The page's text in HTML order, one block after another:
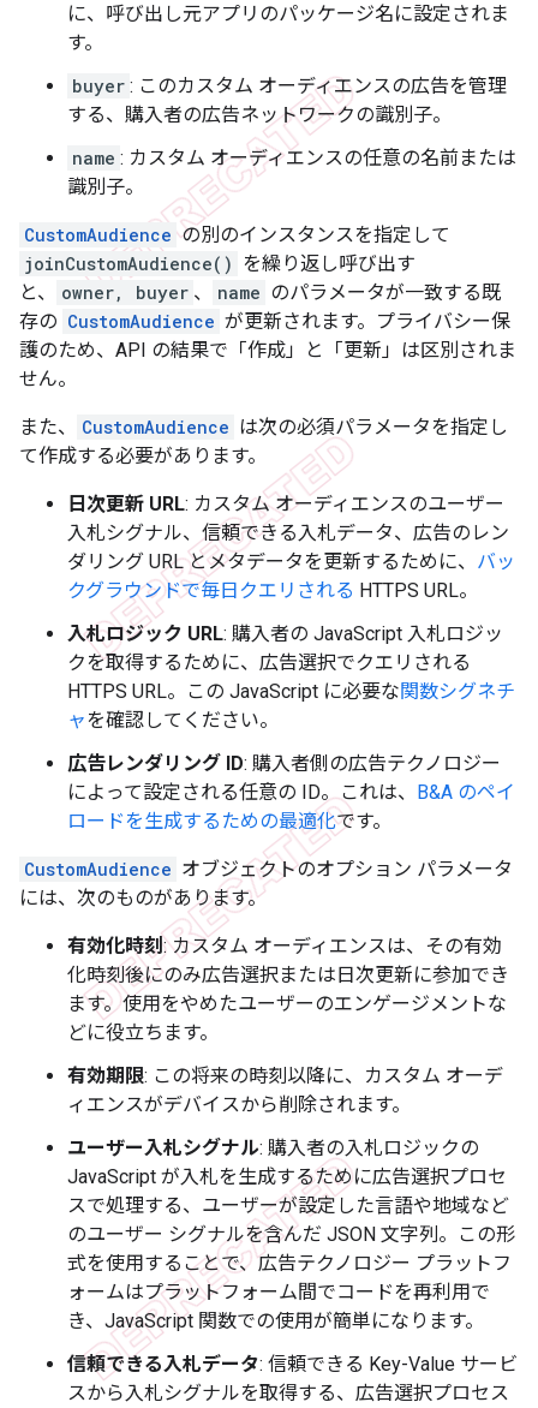
に、呼び出し元アプリのパッケージ名に設定されま
す。
buyer : このカスタム オーディエンスの広告を管理
する、購入者の広告ネットワークの識別子。
name : カスタム オーディエンスの任意の名前または
識別子。
CustomAudience の別のインスタンスを指定して
joinCustomAudience() を繰り返し呼び出す
と、
owner, buyer 、 name のパラメータが一致する既
存の CustomAudience が更新されます。プライバシー保
護のため、API の結果で「作成」と「更新」は区別されま
せん。
また、 CustomAudience は次の必須パラメータを指定し
て作成する必要があります。
日次更新 URL: カスタム オーディエンスのユーザー
入札シグナル、信頼できる入札データ、広告のレン
ダリング URL とメタデータを更新するために、 バッ
クグラウンドで毎日クエリされる HTTPS URL。
入札ロジック URL: 購入者の JavaScript 入札ロジッ
クを取得するために、広告選択でクエリされる
HTTPS URL。この JavaScript に必要な関数シグネチ
ャを確認してください。
広告レンダリング ID: 購入者側の広告テクノロジー
によって設定される任意の ID。これは、 B&A のペイ
ロードを生成するための最適化です。
CustomAudience オブジェクトのオプション パラメータ
には、次のものがあります。
有効化時刻: カスタム オーディエンスは、その有効
化時刻後にのみ広告選択または日次更新に参加でき
ます。使用をやめたユーザーのエンゲージメントな
どに役立ちます。
有効期限: この将来の時刻以降に、カスタム オーデ
ィエンスがデバイスから削除されます。
ユーザー入札シグナル: 購入者の入札ロジックの
JavaScript が入札を生成するために広告選択プロセ
スで処理する、ユーザーが設定した言語や地域など
のユーザー シグナルを含んだ JSON 文字列。この形
式を使用することで、広告テクノロジー プラットフ
ォームはプラットフォーム間でコードを再利用で
き、JavaScript 関数での使用が簡単になります。
信頼できる入札データ: 信頼できる Key-Value サービ
スから入札シグナルを取得する、広告選択プロセス